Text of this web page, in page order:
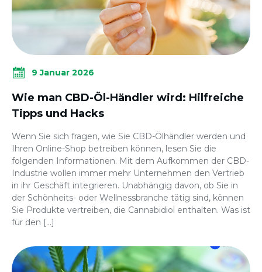
9 Januar 2026
Wie man CBD-Öl-Händler wird: Hilfreiche
Tipps und Hacks
Wenn Sie sich fragen, wie Sie CBD-Ölhändler werden und
Ihren Online-Shop betreiben können, lesen Sie die
folgenden Informationen. Mit dem Aufkommen der CBD-
Industrie wollen immer mehr Unternehmen den Vertrieb
in ihr Geschäft integrieren. Unabhängig davon, ob Sie in
der Schönheits- oder Wellnessbranche tätig sind, können
Sie Produkte vertreiben, die Cannabidiol enthalten. Was ist
für den […]